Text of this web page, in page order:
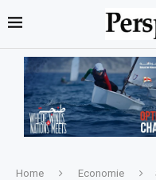
Home Economie